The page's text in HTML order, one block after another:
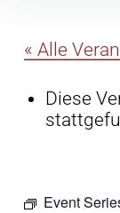
« Alle
Diese
Event